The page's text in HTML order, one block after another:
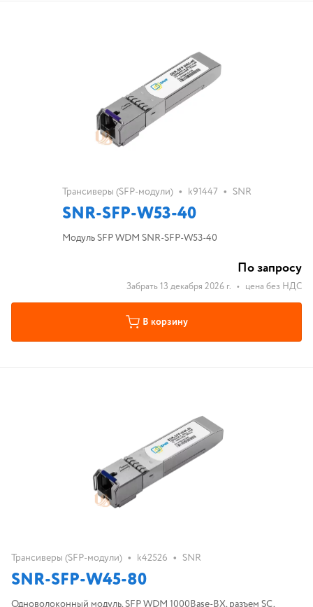
Трансиверы (SFP-модули) • k91447 • SNR
SNR-SFP-W53-40
Модуль SFP WDM SNR-SFP-W53-40
По запросу
Забрать 13 декабря 2026 г. • цена без НДС
В корзину
Трансиверы (SFP-модули) • k42526 • SNR
SNR-SFP-W45-80
Одноволоконный модуль, SFP WDM 1000Base-BX, разъем SC,